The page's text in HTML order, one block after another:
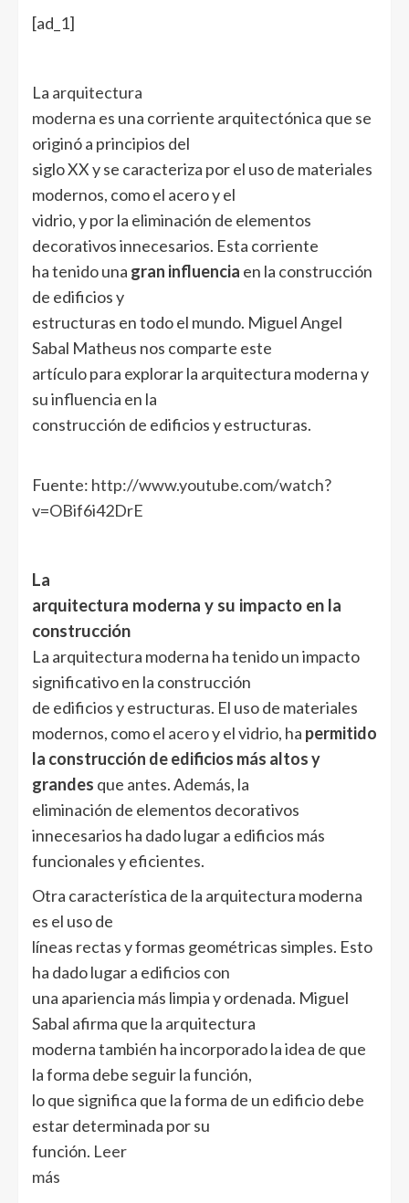
[ad_1]
La arquitectura
moderna es una corriente arquitectónica que se
originó a principios del
siglo XX y se caracteriza por el uso de materiales
modernos, como el acero y el
vidrio, y por la eliminación de elementos
decorativos innecesarios. Esta corriente
ha tenido una gran influencia en la construcción
de edificios y
estructuras en todo el mundo. Miguel Angel
Sabal Matheus nos comparte este
artículo para explorar la arquitectura moderna y
su influencia en la
construcción de edificios y estructuras.
Fuente: http://www.youtube.com/watch?
v=OBif6i42DrE
La
arquitectura moderna y su impacto en la
construcción
La arquitectura moderna ha tenido un impacto
significativo en la construcción
de edificios y estructuras. El uso de materiales
modernos, como el aceroy el vidrio, ha permitido
la construcción de edificios más altos y
grandes que antes. Además, la
eliminación de elementos decorativos
innecesarios ha dado lugar a edificios más
funcionales y eficientes.
Otra característica de la arquitectura moderna
es el uso de
líneas rectas y formas geométricas simples. Esto
ha dado lugar a edificios con
una apariencia más limpia y ordenada. Miguel
Sabal afirma que la arquitectura
moderna también ha incorporado la idea de que
la forma debe seguir la función,
lo que significa que la forma de un edificio debe
estar determinada por su
función. Leer
más